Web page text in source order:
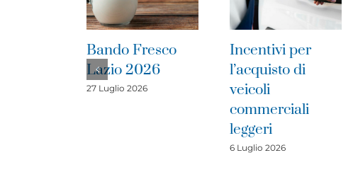
Incentivi per
l’acquisto di
veicoli
Pubblicato il
bando Valore
Artigiano 2026
1 Luglio 2026